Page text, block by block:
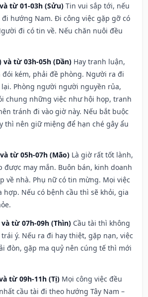
từ 01-03h (Sửu) Tin vui sắp tới, nếu
hướng Nam. Đi công việc gặp gỡ có
đi có tin về. Nếu chăn nuôi đều
và từ 03h-05h (Dần) Hay tranh luận,
đói kém, phải đề phòng. Người ra đi
Phòng người người nguyền rủa,
chung những việc như hội họp, tranh
tránh đi vào giờ này. Nếu bắt buộc
thì nên giữ miệng để hạn ché gây ẩu
từ 05h-07h (Mão) Là giờ rất tốt lành,
được may mắn. Buôn bán, kinh doanh
về nhà. Phụ nữ có tin mừng. Mọi việc
hợp. Nếu có bệnh cầu thì sẽ khỏi, gia
từ 07h-09h (Thìn) Cầu tài thì không
ý. Nếu ra đi hay thiệt, gặp nạn, việc
đòn, gặp ma quỷ nên cúng tế thì mới
từ 09h-11h (Tị) Mọi công việc đều
cầu tài đi theo hướng Tây Nam –